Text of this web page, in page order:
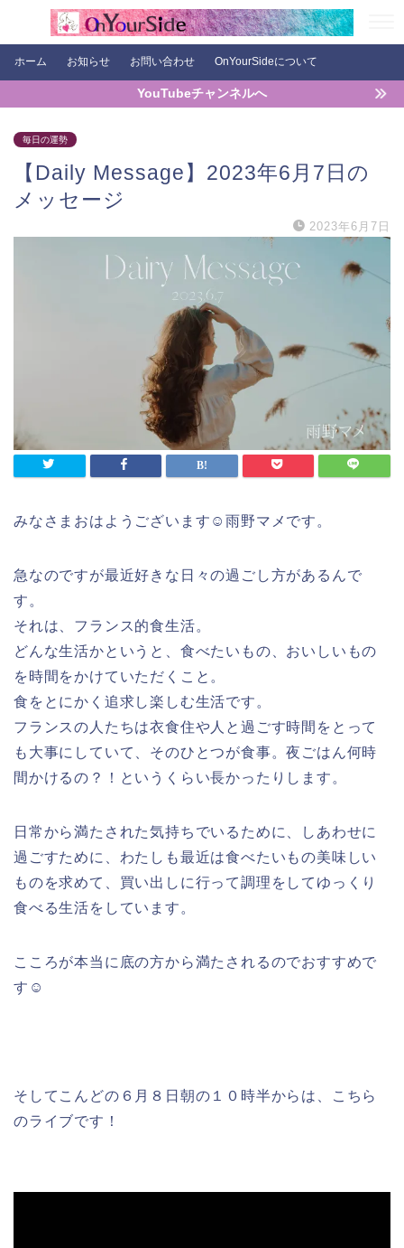
ホーム お知らせ お問い合わせ OnYourSideについて
YouTubeチャンネルへ
毎日の運勢
【Daily Message】2023年6月7日の
メッセージ
2023年6月7日
みなさまおはようございます☺雨野マメです。
急なのですが最近好きな日々の過ごし方があるんで
す。
それは、フランス的食生活。
どんな生活かというと、食べたいもの、おいしいもの
を時間をかけていただくこと。
食をとにかく追求し楽しむ生活です。
フランスの人たちは衣食住や人と過ごす時間をとって
も大事にしていて、そのひとつが食事。夜ごはん何時
間かけるの？！というくらい長かったりします。
日常から満たされた気持ちでいるために、しあわせに
過ごすために、わたしも最近は食べたいもの美味しい
ものを求めて、買い出しに行って調理をしてゆっくり
食べる生活をしています。
こころが本当に底の方から満たされるのでおすすめで
す☺
そしてこんどの６月８日朝の１０時半からは、こちら
のライブです！